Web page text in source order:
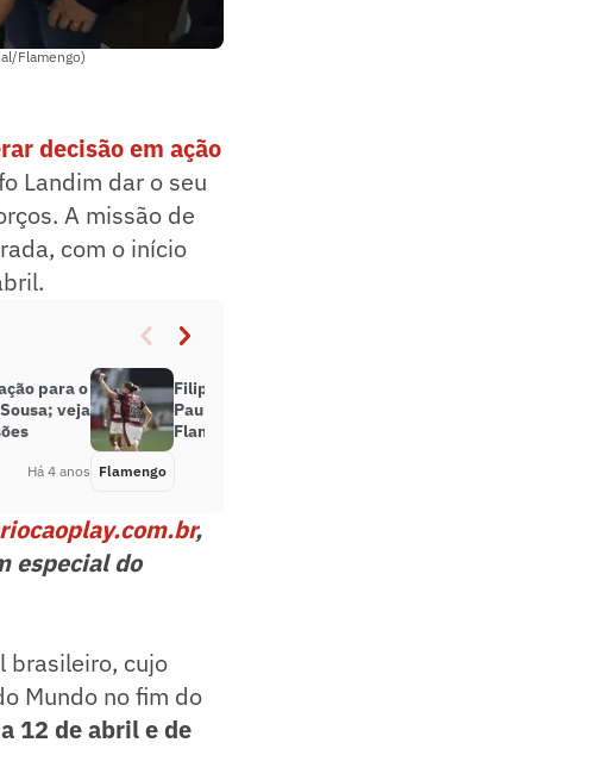
Flamengo)
decisão em ação
Landim dar o seu
A missão de
com o início
para o
veja
Há 4 anos
Filipe Luís se adapta ao jogo de
Paulo Sousa e lidera números no
Flamengo
Flamengo
,
especial do
brasileiro, cujo
Mundo no fim do
12 de abril e de